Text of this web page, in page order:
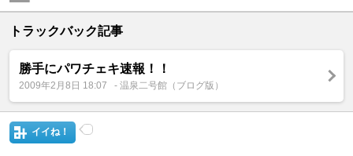
トラックバック記事
勝手にパワチェキ速報！！
2009年2月8日 18:07 - 温泉二号館（ブログ版）
イイね！